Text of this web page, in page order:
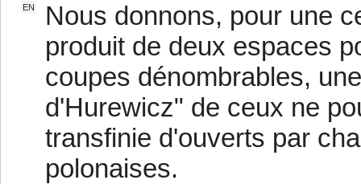
EN
Nous donnons, pour une
produit de deux espaces
coupes dénombrables,
d'Hurewicz" de ceux ne
transfinie d'ouverts par
polonaises.